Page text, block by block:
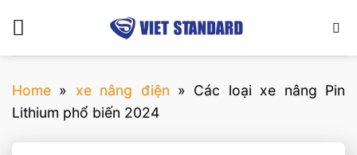
qua
nội
Home » xe nâng điện » Các loại xe nâng Pin
Lithium phổ biến 2024